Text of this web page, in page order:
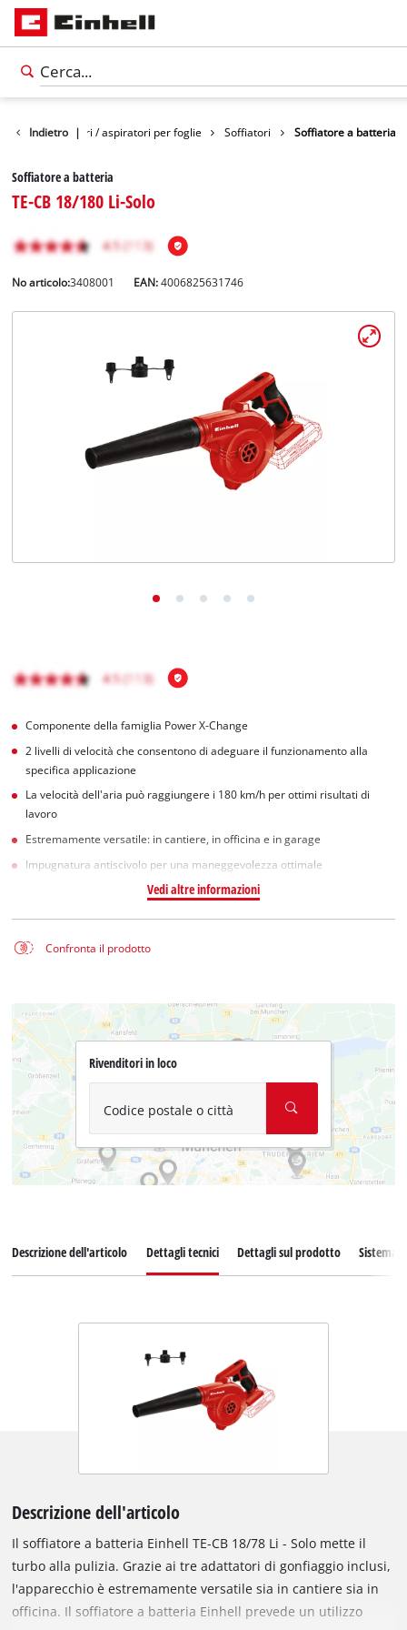
Indietro |
Soffiatori / aspiratori per foglie Soffiatori Soffiatore a batteria
Soffiatore a batteria
TE-CB 18/180 Li-Solo
No articolo:3408001 EAN:4006825631746
Componente della famiglia Power X-Change
2 livelli di velocità che consentono di adeguare il funzionamento alla
specifica applicazione
La velocità dell'aria può raggiungere i 180 km/h per ottimi risultati di
lavoro
Estremamente versatile: in cantiere, in officina e in garage
Impugnatura antiscivolo per una maneggevolezza ottimale
Vedi altre informazioni
Confronta il prodotto
Rivenditori in loco
Codice postale o città
Descrizione dell'articolo Dettagli tecnici Dettagli sul prodotto Sistema
Descrizione dell'articolo
Il soffiatore a batteria Einhell TE-CB 18/78 Li - Solo mette il
turbo alla pulizia. Grazie ai tre adattatori di gonfiaggio inclusi,
l'apparecchio è estremamente versatile sia in cantiere sia in
officina. Il soffiatore a batteria Einhell prevede un utilizzo